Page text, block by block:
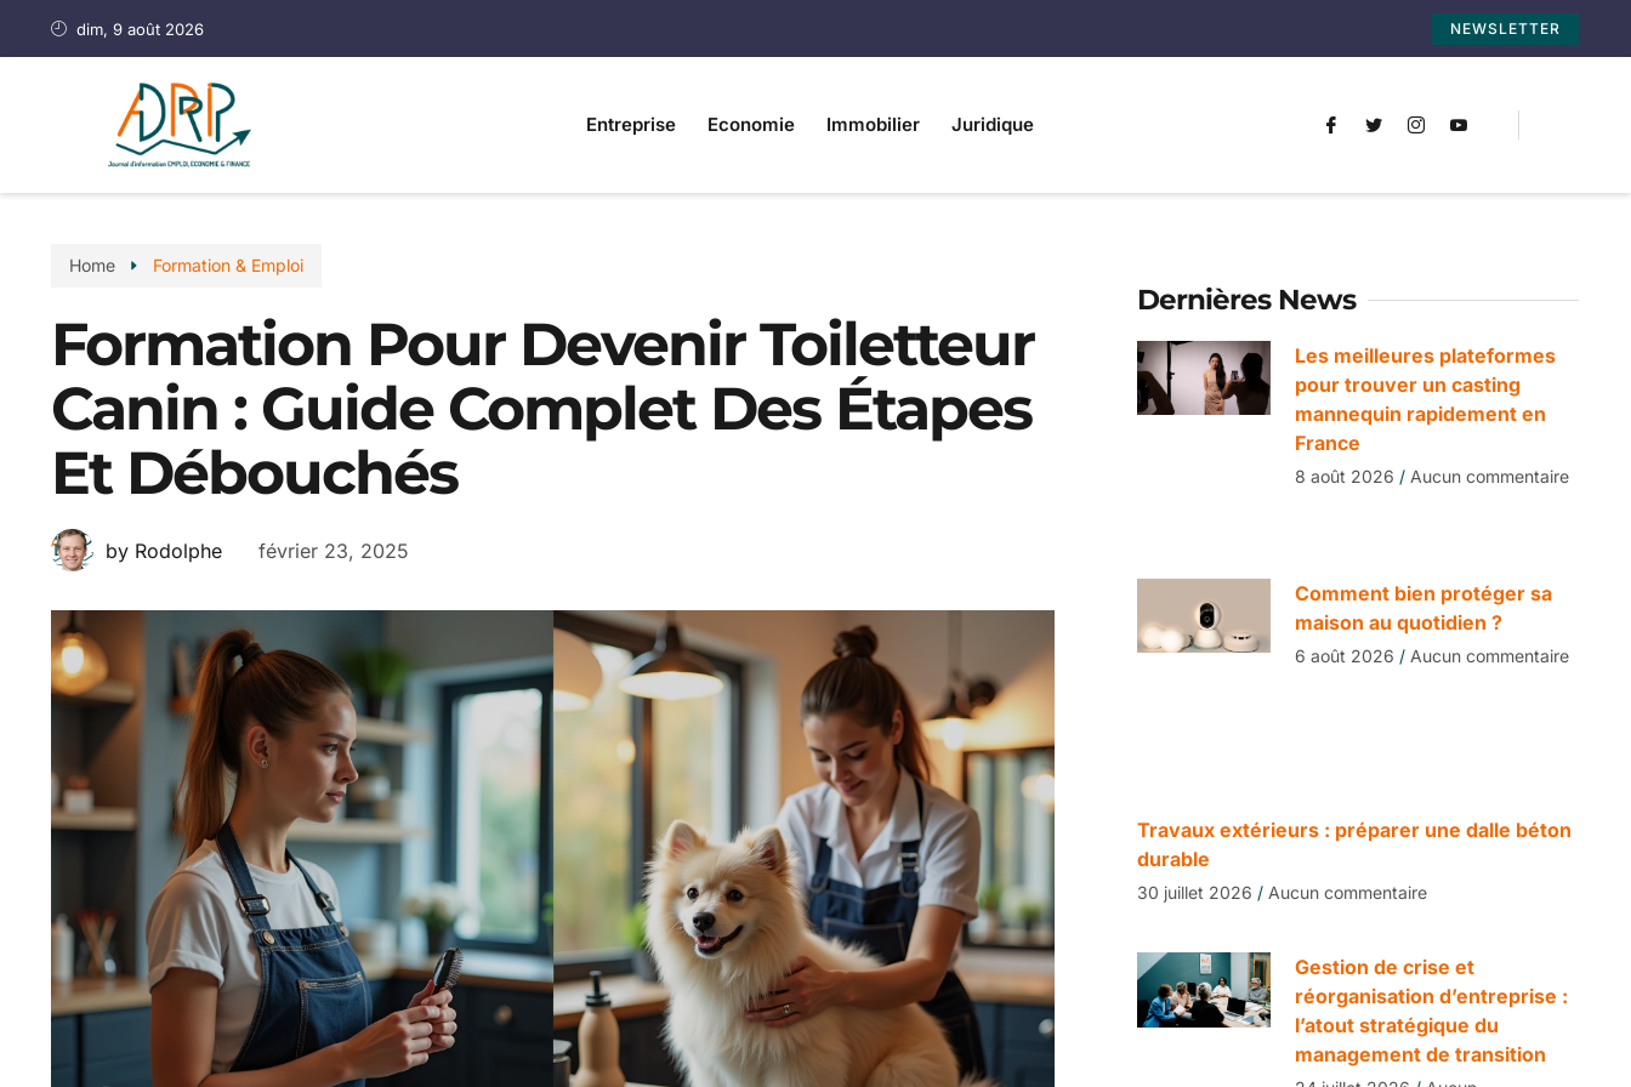
dim, 9 août 2026 NEWSLETTER
Entreprise Economie Immobilier Juridique
Home Formation & Emploi
Formation Pour Devenir Toiletteur
Canin : Guide Complet Des Étapes
Et Débouchés
by Rodolphe février 23, 2025
Dernières News
Les meilleures plateformes
pour trouver un casting
mannequin rapidement en
France
8 août 2026 Aucun commentaire
Comment bien protéger sa
maison au quotidien ?
6 août 2026 Aucun commentaire
Travaux extérieurs : préparer une dalle béton
durable
30 juillet 2026 Aucun commentaire
Gestion de crise et
réorganisation d’entreprise :
l’atout stratégique du
management de transition